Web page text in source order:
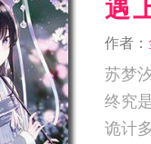
作者：
苏梦
终究